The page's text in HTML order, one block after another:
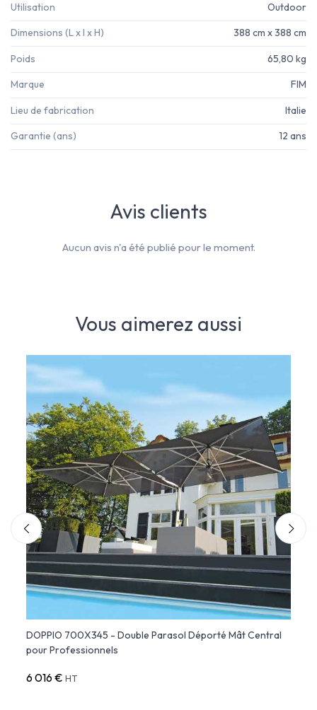
Utilisation Outdoor
Dimensions (L x l x H) 388 cm x 388 cm
Poids 65,80 kg
Marque FIM
Lieu de fabrication Italie
Garantie (ans) 12 ans
Vous aimerez aussi
DOPPIO 700X345 - Double Parasol Déporté Mât Central
pour Professionnels
6 016 € HT
Avis clients
Aucun avis n'a été publié pour le moment.